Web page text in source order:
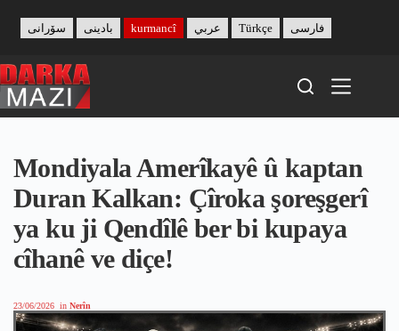
content
بادینی سۆرانی kurmancî عربي Türkçe فارسی
Mondiyala Amerîkayê û kaptan
Duran Kalkan: Çîroka şoreşgerî
ya ku ji Qendîlê ber bi kupaya
cîhanê ve diçe!
23/06/2026 in Nerîn